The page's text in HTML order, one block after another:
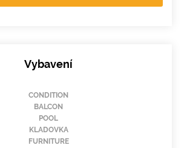
Vybavení
CONDITION
BALCON
POOL
KLADOVKA
FURNITURE